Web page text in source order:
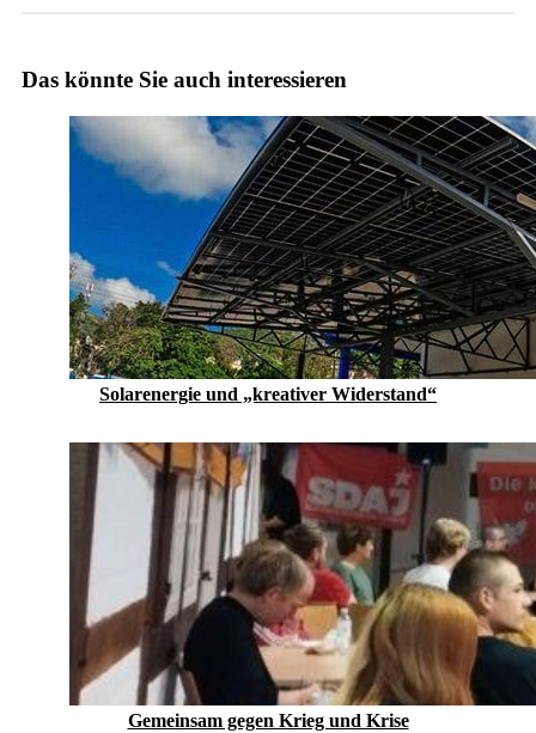
Das könnte Sie auch interessieren
Solarenergie und „kreativer Widerstand“
Gemeinsam gegen Krieg und Krise